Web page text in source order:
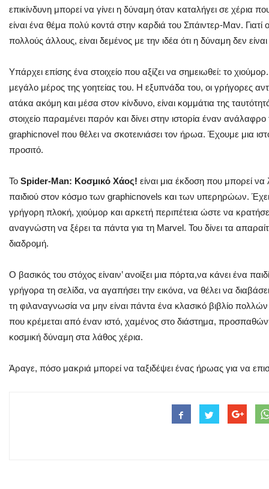
επικίνδυνη μπορεί να γίνει η δύναμη όταν καταλήγει σε χέρια
είναι ένα θέμα πολύ κοντά στην καρδιά του Σπάιντερ-Μαν.
πολλούς άλλους, είναι δεμένος με την ιδέα ότι η δύναμη δεν
Υπάρχει επίσης ένα στοιχείο που αξίζει να σημειωθεί: το
μεγάλο μέρος της γοητείας του. Η εξυπνάδα του, οι γρήγορες
ατάκα ακόμη και μέσα στον κίνδυνο, είναι κομμάτια της
στοιχείο παραμένει παρόν και δίνει στην ιστορία έναν
graphicnovel που θέλει να σκοτεινιάσει τον ήρωα. Έχουμε μια
προσιτό.
Το Spider-Man: Κοσμικό Χάος! είναι μια έκδοση που μπορεί
παιδιού στον κόσμο των graphicnovels και των υπερηρώων.
γρήγορη πλοκή, χιούμορ και αρκετή περιπέτεια ώστε να
αναγνώστη να ξέρει τα πάντα για τη Marvel. Του δίνει τα
διαδρομή.
Ο βασικός του στόχος είναιν’ ανοίξει μια πόρτα,να κάνει ένα
γρήγορα τη σελίδα, να αγαπήσει την εικόνα, να θέλει να
τη φιλαναγνωσία να μην είναι πάντα ένα κλασικό βιβλίο
που κρέμεται από έναν ιστό, χαμένος στο διάστημα,
κοσμική δύναμη στα λάθος χέρια.
Άραγε, πόσο μακριά μπορεί να ταξιδέψει ένας ήρωας για να